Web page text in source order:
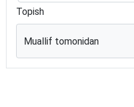
Topish
Muallif tomonidan